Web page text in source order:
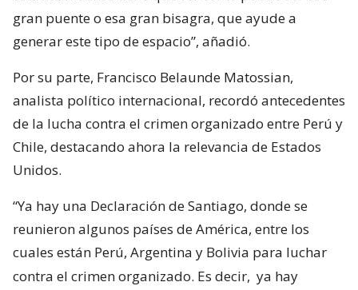
gran puente o esa gran bisagra, que ayude a
generar este tipo de espacio”, añadió.
Por su parte, Francisco Belaunde Matossian,
analista político internacional, recordó antecedentes
de la lucha contra el crimen organizado entre Perú y
Chile, destacando ahora la relevancia de Estados
Unidos.
“Ya hay una Declaración de Santiago, donde se
reunieron algunos países de América, entre los
cuales están Perú, Argentina y Bolivia para luchar
contra el crimen organizado. Es decir, ya hay